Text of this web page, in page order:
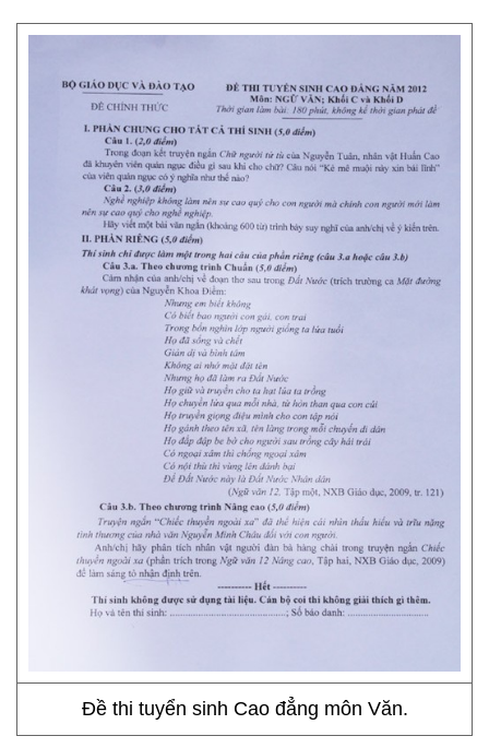
Đề thi tuyển sinh Cao đẳng môn Văn.